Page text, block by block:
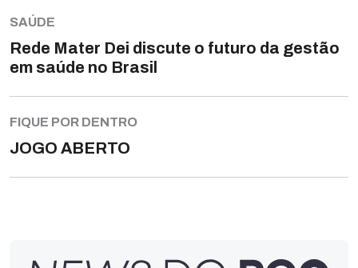
SAÚDE
Rede Mater Dei discute o futuro da gestão
em saúde no Brasil
FIQUE POR DENTRO
JOGO ABERTO